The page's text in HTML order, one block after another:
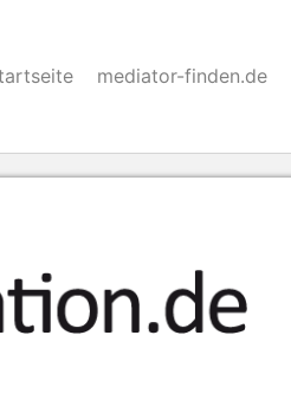
mediator-finden.de